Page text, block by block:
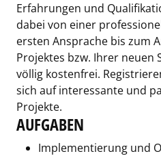
Erfahrungen und
dabei von einer
ersten Ansprache bis zum
Projektes bzw. Ihrer neuen
völlig kostenfrei.
sich auf interessante und
Projekte.
AUFGABEN
Implementierung und